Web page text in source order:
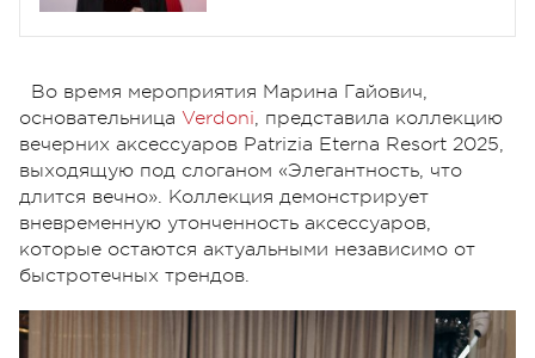
Во время мероприятия Марина Гайович,
основательница Verdoni, представила коллекцию
вечерних аксессуаров Patrizia Eterna Resort 2025,
выходящую под слоганом «Элегантность, что
длится вечно». Коллекция демонстрирует
вневременную утонченность аксессуаров,
которые остаются актуальными независимо от
быстротечных трендов.